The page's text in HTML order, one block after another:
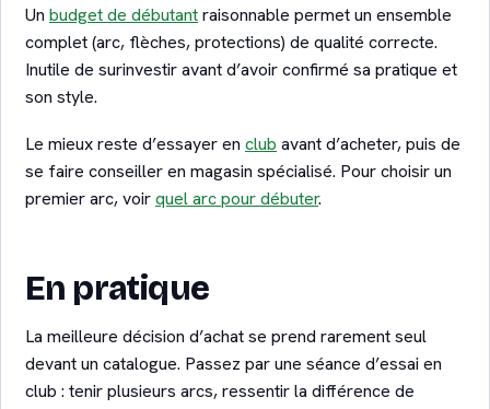
Un budget de débutantraisonnable permet un ensemble
complet (arc, flèches, protections) de qualité correcte.
Inutile de surinvestir avant d’avoir confirmé sa pratique et
son style.
Le mieux reste d’essayer en club avant d’acheter, puis de
se faire conseiller en magasin spécialisé. Pour choisir un
premier arc, voirquel arc pour débuter.
En pratique
La meilleure décision d’achat se prend rarement seul
devant un catalogue. Passez par une séance d’essai en
club : tenir plusieurs arcs, ressentir la différence de